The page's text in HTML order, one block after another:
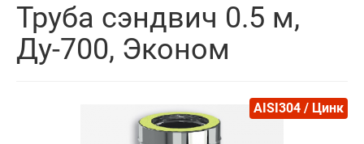
Труба сэндвич 0.5 м,
Ду-700, Эконом
AISI304 / Цинк